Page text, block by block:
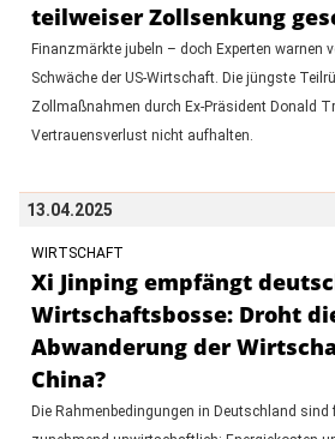
teilweiser Zollsenkung
Finanzmärkte jubeln – doch Experten warnen
Schwäche der US-Wirtschaft. Die jüngste
Zollmaßnahmen durch Ex-Präsident Donald
Vertrauensverlust nicht aufhalten.
13.04.2025
WIRTSCHAFT
Xi Jinping empfängt
Wirtschaftsbosse: Droht
Abwanderung der
China?
Die Rahmenbedingungen in Deutschland sind